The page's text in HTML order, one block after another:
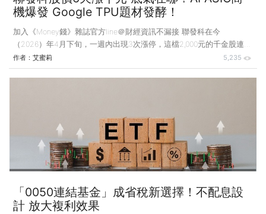
機爆發 Google TPU題材發酵！
加入《Money錢》雜誌官方line＠財經資訊不漏接 聯發科在今
（2026）年4月下旬，一週內出現3次漲停，這檔2,000元的千金股連拉
3根停板，許多投資人都在問：聯發科到底怎麼了？ 過去講到聯發
科，多數人想到的是手機晶片，從4G、5G到天璣系列，它在Android陣
Specific Integrated Circuit，特殊應用積體電路）的設計服務。
作者： 艾蜜莉 5,235
「0050連結基金」成省稅新選擇！不配息設
計 放大複利效果